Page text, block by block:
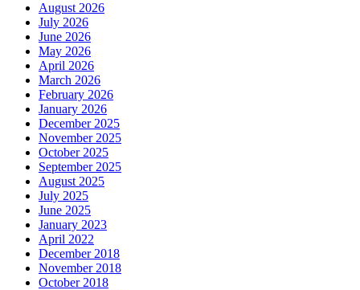
August 2026
July 2026
June 2026
May 2026
April 2026
March 2026
February 2026
January 2026
December 2025
November 2025
October 2025
September 2025
August 2025
July 2025
June 2025
January 2023
April 2022
December 2018
November 2018
October 2018